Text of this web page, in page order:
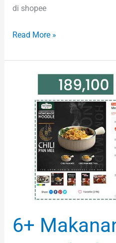
di shopee
Read More »
6+
Makanan
Shopee